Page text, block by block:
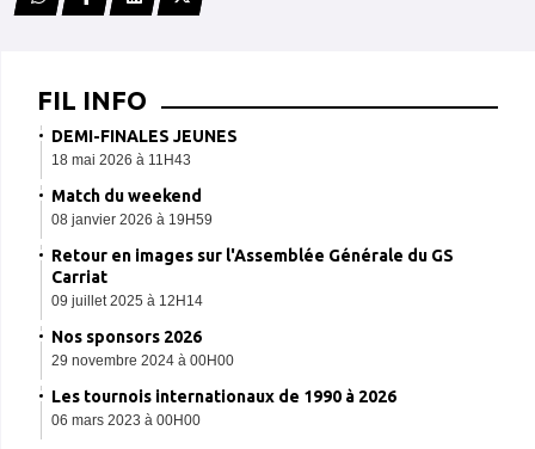
FIL INFO
DEMI-FINALES JEUNES
18 mai 2026 à 11H43
Match du weekend
08 janvier 2026 à 19H59
Retour en images sur l'Assemblée Générale du GS
Carriat
09 juillet 2025 à 12H14
Nos sponsors 2026
29 novembre 2024 à 00H00
Les tournois internationaux de 1990 à 2026
06 mars 2023 à 00H00